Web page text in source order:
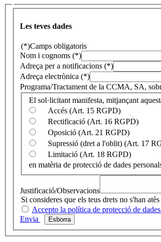
Les teves dades
(*)Camps obligatoris
Nom i cognoms (*)
Adreça per a notificacions (*)
Adreça electrònica (*)
Programa/Tractament de la CCMA, SA,
El sol·licitant manifesta, mitjançant
Accés (Art. 15 RGPD)
Rectificació (Art. 16 RGPD)
Oposició (Art. 21 RGPD)
Supressió (dret a l'oblit)
Limitació (Art. 18 RGPD)
en matèria de protecció de dades
Justificació/Observacions
Si consideres que els teus drets no s'han
Accepto la política de protecció de
Envia